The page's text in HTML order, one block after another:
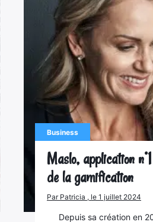
Business
Maslo, application
de la gamification
Par Patricia , le 1 juillet 2024
Depuis sa création en